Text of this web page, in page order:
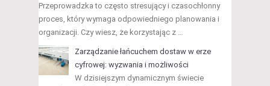
Przeprowadzka to często stresujący i czasochłonny
proces, który wymaga odpowiedniego planowania i
organizacji. Czy wiesz, że korzystając z …
Zarządzanie łańcuchem dostaw w erze
cyfrowej: wyzwania i możliwości
W dzisiejszym dynamicznym świecie